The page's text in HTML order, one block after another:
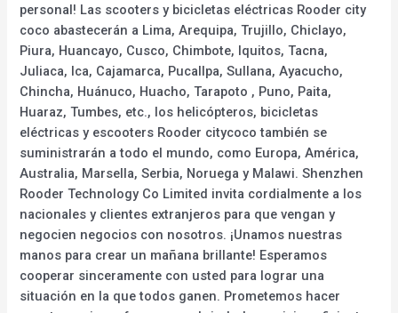
personal! Las scooters y bicicletas eléctricas Rooder city
coco abastecerán a Lima, Arequipa, Trujillo, Chiclayo,
Piura, Huancayo, Cusco, Chimbote, Iquitos, Tacna,
Juliaca, Ica, Cajamarca, Pucallpa, Sullana, Ayacucho,
Chincha, Huánuco, Huacho, Tarapoto , Puno, Paita,
Huaraz, Tumbes, etc., los helicópteros, bicicletas
eléctricas y escooters Rooder citycoco también se
suministrarán a todo el mundo, como Europa, América,
Australia, Marsella, Serbia, Noruega y Malawi. Shenzhen
Rooder Technology Co Limited invita cordialmente a los
nacionales y clientes extranjeros para que vengan y
negocien negocios con nosotros. ¡Unamos nuestras
manos para crear un mañana brillante! Esperamos
cooperar sinceramente con usted para lograr una
situación en la que todos ganen. Prometemos hacer